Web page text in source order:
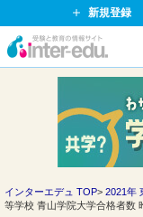
新規登録
イ
ド
ッ
インターエデュ TOP 2021年
等学校 青山学院大学合格者数